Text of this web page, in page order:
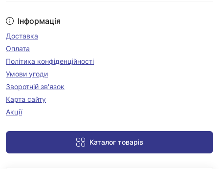
Інформація
Доставка
Оплата
Політика конфіденційності
Умови угоди
Зворотній зв'язок
Карта сайту
Акції
Каталог товарів